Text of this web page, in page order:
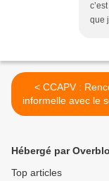
que
< CCAPV : Rencontre
informelle avec le
Jean-Yves
Hébergé par
Top articles